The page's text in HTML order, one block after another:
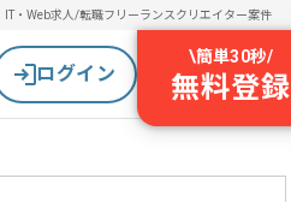
IT・Web求人/転職フリーランスクリエイター案件
ログイン
\簡単30秒/
無料登録